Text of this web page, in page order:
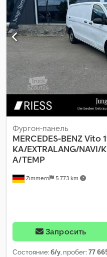
Zimmern 5 773 km
Фургон-панель
MERCEDES-BENZVito
KA/EXTRALANG/NAVI/
A/TEMP
Запросить
Состояние:б/у, пробег:77